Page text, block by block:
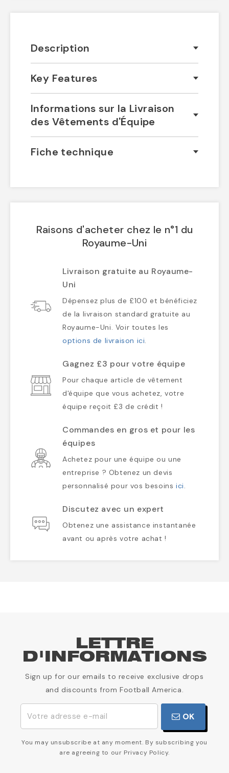
Description
Key Features
Informations sur la Livraison
des Vêtements d'Équipe
Fiche technique
Raisons d'acheter chez le n°1 du
Royaume-Uni
Livraison gratuite au Royaume-
Uni
Dépensez plus de £100 et bénéficiez
de la livraison standard gratuite au
Royaume-Uni. Voir toutes les
options de livraison ici.
Gagnez £3 pour votre équipe
Pour chaque article de vêtement
d'équipe que vous achetez, votre
équipe reçoit £3 de crédit !
Commandes en gros et pour les
équipes
Achetez pour une équipe ou une
entreprise ? Obtenez un devis
personnalisé pour vos besoinsici.
Discutez avec un expert
Obtenez une assistance instantanée
avant ou après votre achat !
LETTRE
D'INFORMATIONS
Sign up for our emails to receive exclusive drops
and discounts from Football America.
OK
You may unsubscribe at any moment. By subscribing you
are agreeing to our Privacy Policy.